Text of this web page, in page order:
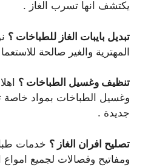
يكتشف انها تسرب الغاز .
تبديل بايبات الغاز للطباخات ؟
المهترية والغير صالحة
تنظيف وغسيل الطباخات ؟
وغسيل الطباخات بمواد خاصة
جديدة .
تصليح افران الغاز ؟ خدمات
ومفاتيح وفصالات لجميع امواع